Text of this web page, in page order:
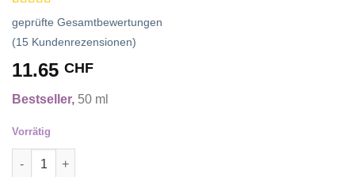
Bewertet
mit4.93
von 5,
auf
Kundenbewertungen
geprüfte Gesamtbewertungen
(15 Kundenrezensionen)
11.65 CHF
Bestseller, 50 ml
Vorrätig
Rizinusöl Menge